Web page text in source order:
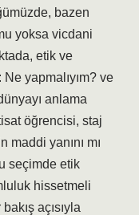
bazen
yoksa vicdani
etik ve
yapmalıyım? ve
anlama
öğrencisi, staj
maddi yanını mı
seçimde etik
hissetmeli
açısıyla